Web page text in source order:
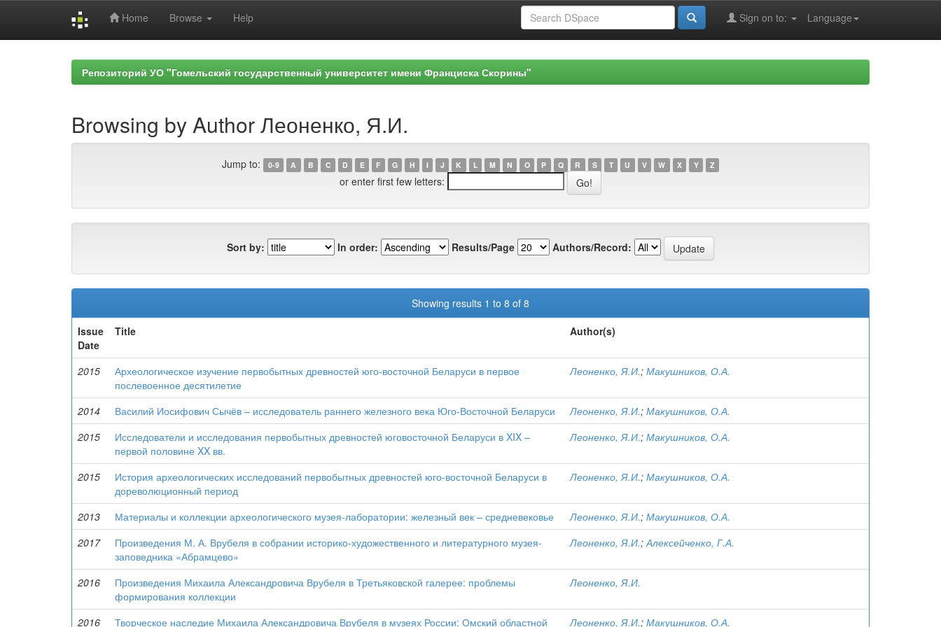
Home Browse Help Language
Sign on to:
Репозиторий УО "Гомельский государственный университет имени Франциска Скорины"
Browsing by Author Леоненко, Я.И.
Jump to: 0-9 A B C D E F G H I J K L M N O P Q R S T U V W X Y Z
or enter first few letters:
Sort by: In order: Results/Page Authors/Record:
Showing results 1 to 8 of 8
Issue
Date
Title Author(s)
2015
Археологическое изучение первобытных древностей юго-восточной Беларуси в первое
послевоенное десятилетие
Леоненко, Я.И.; Макушников, О.А.
2014 Василий Иосифович Сычёв – исследователь раннего железного века Юго-Восточной Беларуси Леоненко, Я.И.; Макушников, О.А.
2015
Исследователи и исследования первобытных древностей юговосточной Беларуси в XIX –
первой половине XX вв.
Леоненко, Я.И.; Макушников, О.А.
2015
История археологических исследований первобытных древностей юго-восточной Беларуси в
дореволюционный период
Леоненко, Я.И.; Макушников, О.А.
2013 Материалы и коллекции археологического музея-лаборатории: железный век – средневековье Леоненко, Я.И.; Макушников, О.А.
2017
Произведения М. А. Врубеля в собрании историко-художественного и литературного музея-
заповедника «Абрамцево»
Леоненко, Я.И.;Алексейченко, Г.А.
2016
Произведения Михаила Александровича Врубеля в Третьяковской галерее: проблемы
формирования коллекции
Леоненко, Я.И.
2016 Творческое наследие Михаила Александровича Врубеля в музеях России: Омский областной Леоненко, Я.И.; Макушников, О.А.